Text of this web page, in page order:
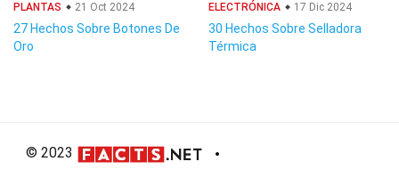
PLANTAS 21 Oct 2024
27 Hechos Sobre Botones De
Oro
ELECTRÓNICA 17 Dic 2024
30 Hechos Sobre Selladora
Térmica
© 2023